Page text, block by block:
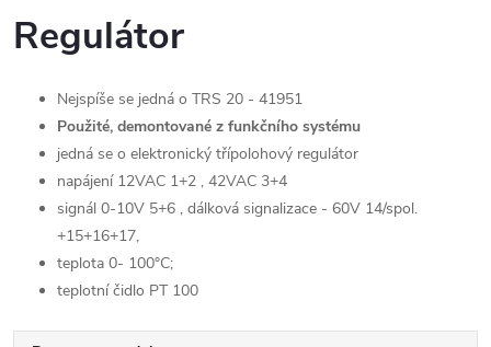
Regulátor
Nejspíše se jedná o TRS 20 - 41951
Použité, demontované z funkčního systému
jedná se o elektronický třípolohový regulátor
napájení 12VAC 1+2 , 42VAC 3+4
signál 0-10V 5+6 , dálková signalizace - 60V 14/spol.
+15+16+17,
teplota 0- 100°C;
teplotní čidlo PT 100